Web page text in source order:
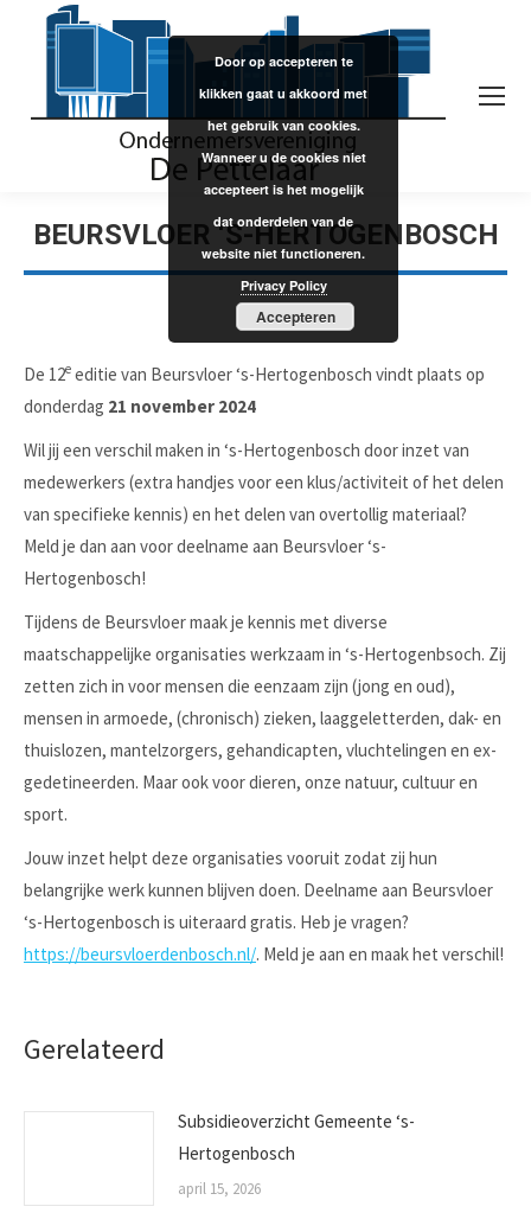
BEURSVLOER ‘S-HERTOGENBOSCH
De 12e editie van Beursvloer ‘s-Hertogenbosch vindt plaats op
donderdag 21 november 2024
Wil jij een verschil maken in ‘s-Hertogenbosch door inzet van
medewerkers (extra handjes voor een klus/activiteit of het delen
van specifieke kennis) en het delen van overtollig materiaal?
Meld je dan aan voor deelname aan Beursvloer ‘s-
Hertogenbosch!
Tijdens de Beursvloer maak je kennis met diverse
maatschappelijke organisaties werkzaam in ‘s-Hertogenbsoch. Zij
zetten zich in voor mensen die eenzaam zijn (jong en oud),
mensen in armoede, (chronisch) zieken, laaggeletterden, dak- en
thuislozen, mantelzorgers, gehandicapten, vluchtelingen en ex-
gedetineerden. Maar ook voor dieren, onze natuur, cultuur en
sport.
Jouw inzet helpt deze organisaties vooruit zodat zij hun
belangrijke werk kunnen blijven doen. Deelname aan Beursvloer
‘s-Hertogenbosch is uiteraard gratis. Heb je vragen?
https://beursvloerdenbosch.nl/. Meld je aan en maak het verschil!
Gerelateerd
Subsidieoverzicht Gemeente ‘s-
Hertogenbosch
april 15, 2026
Door op accepteren te
klikken gaat u akkoord met
het gebruik van cookies.
Wanneer u de cookies niet
accepteert is het mogelijk
dat onderdelen van de
website niet functioneren.
Privacy Policy
Accepteren